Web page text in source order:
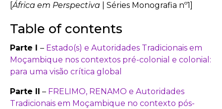
[África em Perspectiva | Séries Monografia nº1]
Table of contents
Parte I – Estado(s) e Autoridades Tradicionais em
Moçambique nos contextos pré-colonial e colonial:
para uma visão crítica global
Parte II – FRELIMO, RENAMO e Autoridades
Tradicionais em Moçambique no contexto pós-